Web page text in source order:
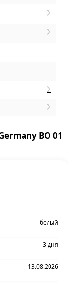
ВО 01
белый
3 дня
13.08.2026